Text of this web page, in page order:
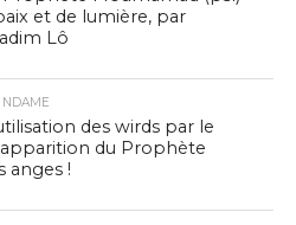
et de lumière, par
Lô
NDAME
des wirds par le
du Prophète
anges !